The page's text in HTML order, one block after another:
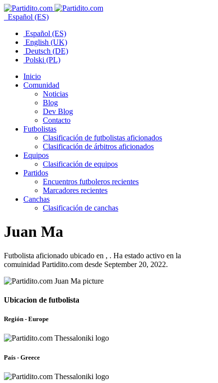
Español (ES)
Español (ES)
English (UK)
Deutsch (DE)
Polski (PL)
Inicio
Comunidad
Noticias
Blog
Dev Blog
Contacto
Futbolistas
Clasificación de futbolistas aficionados
Clasificación de árbitros aficionados
Equipos
Clasificación de equipos
Partidos
Encuentros futboleros recientes
Marcadores recientes
Canchas
Clasificación de canchas
Juan Ma
Futbolista aficionado ubicado en , . Ha estado activo en la
comuinidad Partidito.com desde September 20, 2022.
Ubicacion de futbolista
Región - Europe
País - Greece